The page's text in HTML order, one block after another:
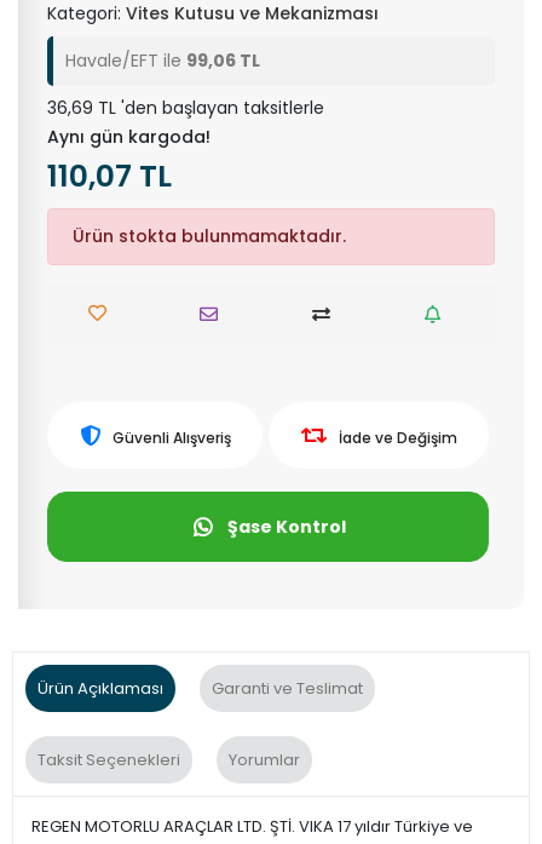
Kategori: Vites Kutusu ve Mekanizması
Havale/EFT ile 99,06 TL
36,69 TL 'den başlayan taksitlerle
Aynı gün kargoda!
110,07 TL
Ürün stokta bulunmamaktadır.
Güvenli Alışveriş İade ve Değişim
Şase Kontrol
Ürün Açıklaması Garanti ve Teslimat
Taksit Seçenekleri Yorumlar
REGEN MOTORLU ARAÇLAR LTD. ŞTİ. VIKA 17 yıldır Türkiye ve